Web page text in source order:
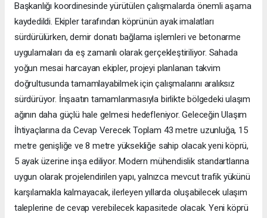
Başkanlığı koordinesinde yürütülen çalışmalarda önemli aşama
kaydedildi. Ekipler tarafından köprünün ayak imalatları
sürdürülürken, demir donatı bağlama işlemleri ve betonarme
uygulamaları da eş zamanlı olarak gerçekleştiriliyor. Sahada
yoğun mesai harcayan ekipler, projeyi planlanan takvim
doğrultusunda tamamlayabilmek için çalışmalarını aralıksız
sürdürüyor. İnşaatın tamamlanmasıyla birlikte bölgedeki ulaşım
ağının daha güçlü hale gelmesi hedefleniyor. Geleceğin Ulaşım
İhtiyaçlarına da Cevap Verecek Toplam 43 metre uzunluğa, 15
metre genişliğe ve 8 metre yüksekliğe sahip olacak yeni köprü,
5 ayak üzerine inşa ediliyor. Modern mühendislik standartlarına
uygun olarak projelendirilen yapı, yalnızca mevcut trafik yükünü
karşılamakla kalmayacak, ilerleyen yıllarda oluşabilecek ulaşım
taleplerine de cevap verebilecek kapasitede olacak. Yeni köprü